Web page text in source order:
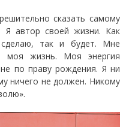
сказать самому
Я автор своей жизни. Как
так и будет. Мне
жизнь. Моя энергия
по праву рождения. Я ни
ничего не должен. Никому